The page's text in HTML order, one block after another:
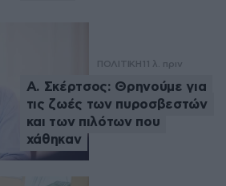
ΠΟΛΙΤΙΚΗ 11 λ. πριν
Α. Σκέρτσος: Θρηνούμε για
τις ζωές των πυροσβεστών
και των πιλότων που
χάθηκαν